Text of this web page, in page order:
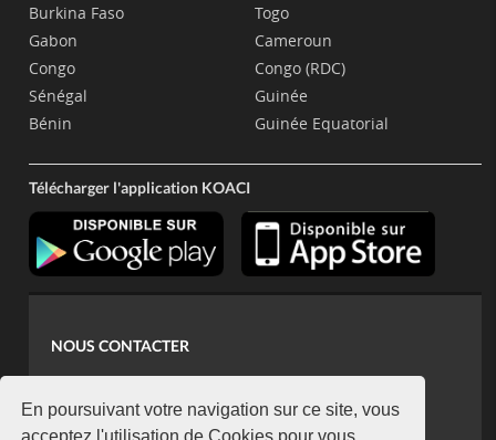
En poursuivant votre navigation sur ce site, vous
acceptez l'utilisation de Cookies pour vous
Burkina Faso
Gabon
Congo
Sénégal
Bénin
Togo
Cameroun
Congo (RDC)
Guinée
Guinée Equatorial
Télécharger l'application KOACI
NOUS CONTACTER
koaci@yahoo.fr